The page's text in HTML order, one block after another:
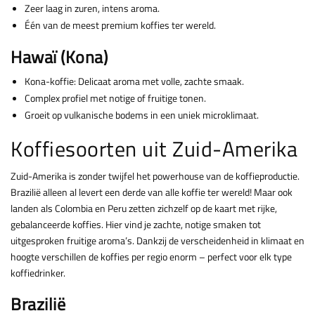
Zeer laag in zuren, intens aroma.
Één van de meest premium koffies ter wereld.
Hawaï (Kona)
Kona-koffie: Delicaat aroma met volle, zachte smaak.
Complex profiel met notige of fruitige tonen.
Groeit op vulkanische bodems in een uniek microklimaat.
Koffiesoorten uit Zuid-Amerika
Zuid-Amerika is zonder twijfel het powerhouse van de koffieproductie.
Brazilië alleen al levert een derde van alle koffie ter wereld! Maar ook
landen als Colombia en Peru zetten zichzelf op de kaart met rijke,
gebalanceerde koffies. Hier vind je zachte, notige smaken tot
uitgesproken fruitige aroma’s. Dankzij de verscheidenheid in klimaat en
hoogte verschillen de koffies per regio enorm – perfect voor elk type
koffiedrinker.
Brazilië